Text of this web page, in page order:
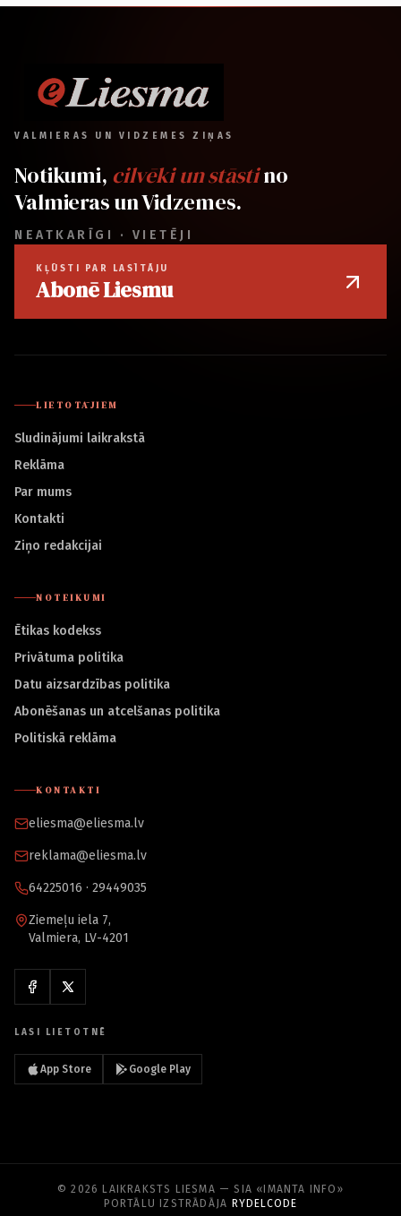
VALMIERAS UN VIDZEMES ZIŅAS
Notikumi, cilvēki un stāstino
Valmieras un Vidzemes.
NEATKARĪGI · VIETĒJI
KĻŪSTI PAR LASĪTĀJU
Abonē Liesmu
LIETOTĀJIEM
Sludinājumi laikrakstā
Reklāma
Par mums
Kontakti
Ziņo redakcijai
NOTEIKUMI
Ētikas kodekss
Privātuma politika
Datu aizsardzības politika
Abonēšanas un atcelšanas politika
Politiskā reklāma
KONTAKTI
eliesma@eliesma.lv
reklama@eliesma.lv
64225016 · 29449035
Ziemeļu iela 7,
Valmiera, LV-4201
LASI LIETOTNĒ
App Store Google Play
© 2026 LAIKRAKSTS LIESMA — SIA «IMANTA INFO»
PORTĀLU IZSTRĀDĀJA RYDELCODE